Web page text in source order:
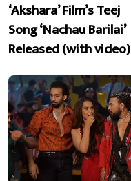
‘Akshara’ Film’s Teej
Song ‘Nachau Barilai’
Released (with video)